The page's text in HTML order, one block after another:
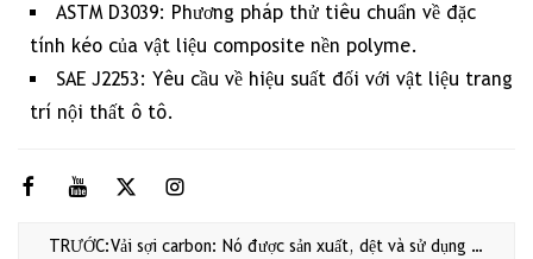
ASTM D3039: Phương pháp thử tiêu chuẩn về đặc
tính kéo của vật liệu composite nền polyme.
SAE J2253: Yêu cầu về hiệu suất đối với vật liệu trang
trí nội thất ô tô.
TRƯỚC:Vải sợi carbon: Nó được sản xuất, dệt và sử dụng như thế nào